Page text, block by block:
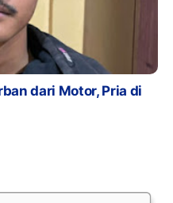
dari Motor, Pria di